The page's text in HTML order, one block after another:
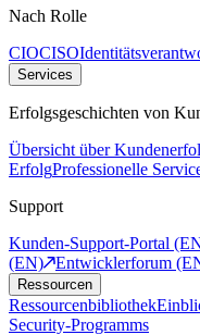
Nach Rolle
CIOCISO
Services
Erfolgsgeschichten von
Übersicht über
ErfolgProfessionelle
Support
Kunden-Support-Portal
(EN)
Entwicklerforum
Ressourcen
Ressourcenbibliothek
Security-Programms